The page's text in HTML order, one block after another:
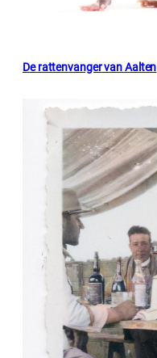
De rattenvanger van Aalten